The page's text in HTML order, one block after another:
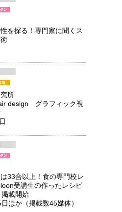
を探る！専門家に聞くス
所
design グラフィック視
33合以上！食の専門校レ
受講生の作ったレシピ
載開始
ほか（掲載数45媒体）